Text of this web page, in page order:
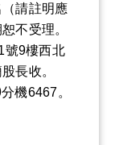
請註明應
不受理。
號9樓西北
長收。
機6467。